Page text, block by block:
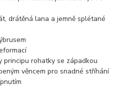
drátěná lana a jemně splétané
principu rohatky se západkou
věncem pro snadné stříhání